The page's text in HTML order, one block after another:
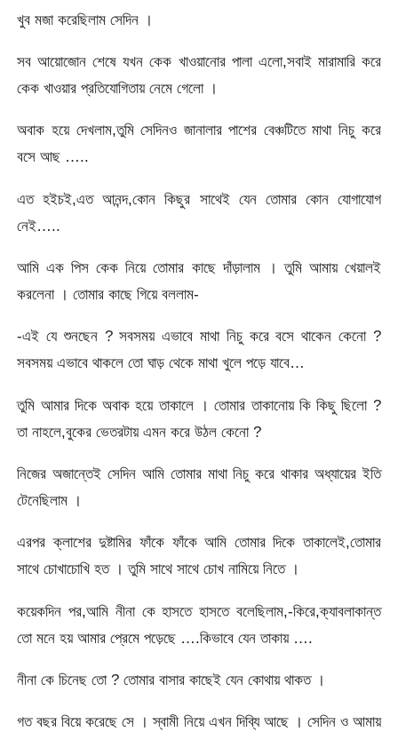
খুব মজা করেছিলাম সেদিন ।
সব আয়োজোন শেষে যখন কেক খাওয়ানোর পালা এলো,সবাই মারামারি করে
কেক খাওয়ার প্রতিযোগিতায় নেমে গেলো ।
অবাক হয়ে দেখলাম,তুমি সেদিনও জানালার পাশের বেঞ্চটিতে মাথা নিচু করে
বসে আছ …..
এত হইচই,এত আনন্দ,কোন কিছুর সাথেই যেন তোমার কোন যোগাযোগ
নেই…..
আমি এক পিস কেক নিয়ে তোমার কাছে দাঁড়ালাম । তুমি আমায় খেয়ালই
করলেনা । তোমার কাছে গিয়ে বললাম-
-এই যে শুনছেন ? সবসময় এভাবে মাথা নিচু করে বসে থাকেন কেনো ?
সবসময় এভাবে থাকলে তো ঘাড় থেকে মাথা খুলে পড়ে যাবে…
তুমি আমার দিকে অবাক হয়ে তাকালে । তোমার তাকানোয় কি কিছু ছিলো ?
তা নাহলে,বুকের ভেতরটায় এমন করে উঠল কেনো ?
নিজের অজান্তেই সেদিন আমি তোমার মাথা নিচু করে থাকার অধ্যায়ের ইতি
টেনেছিলাম ।
এরপর ক্লাশের দুষ্টামির ফাঁকে ফাঁকে আমি তোমার দিকে তাকালেই,তোমার
সাথে চোখাচোখি হত । তুমি সাথে সাথে চোখ নামিয়ে নিতে ।
কয়েকদিন পর,আমি নীনা কে হাসতে হাসতে বলেছিলাম,-কিরে,ক্যাবলাকান্ত
তো মনে হয় আমার প্রেমে পড়েছে ….কিভাবে যেন তাকায় ….
নীনা কে চিনেছ তো ? তোমার বাসার কাছেই যেন কোথায় থাকত ।
গত বছর বিয়ে করেছে সে । স্বামী নিয়ে এখন দিব্যি আছে । সেদিন ও আমায়